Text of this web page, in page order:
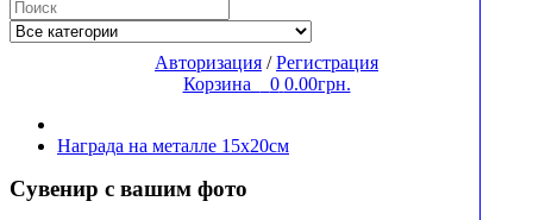
Авторизация / Регистрация
Корзина
0 0.00грн.
Награда на металле 15х20см
Сувенир с вашим фото